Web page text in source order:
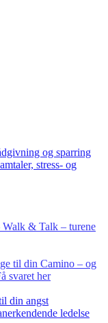
og sparring
stress- og
& Talk – turene
til din Camino – og
svaret her
din angst
ledelse